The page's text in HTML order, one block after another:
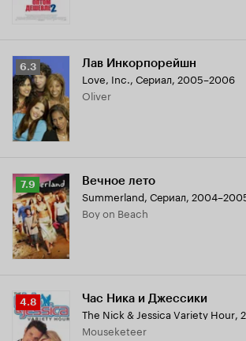
Рейтинг
Кинопоиска
6.3
6.3 Лав Инкорпорейшн
Love, Inc., Сериал, 2005–2006
Oliver
Рейтинг
Кинопоиска
7.9
7.9 Вечное лето
Summerland, Сериал,
Boy on Beach
Рейтинг
Кинопоиска
4.8
4.8 Час Ника и Джессики
The Nick & Jessica Variety Hour,
Mouseketeer